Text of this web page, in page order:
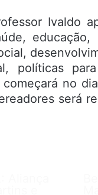
Ivaldo
educação,
políticas
no
será